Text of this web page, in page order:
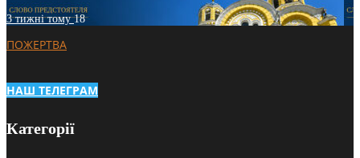
3 тижні тому18
ПОЖЕРТВА
НАШ ТЕЛЕГРАМ
Категорії